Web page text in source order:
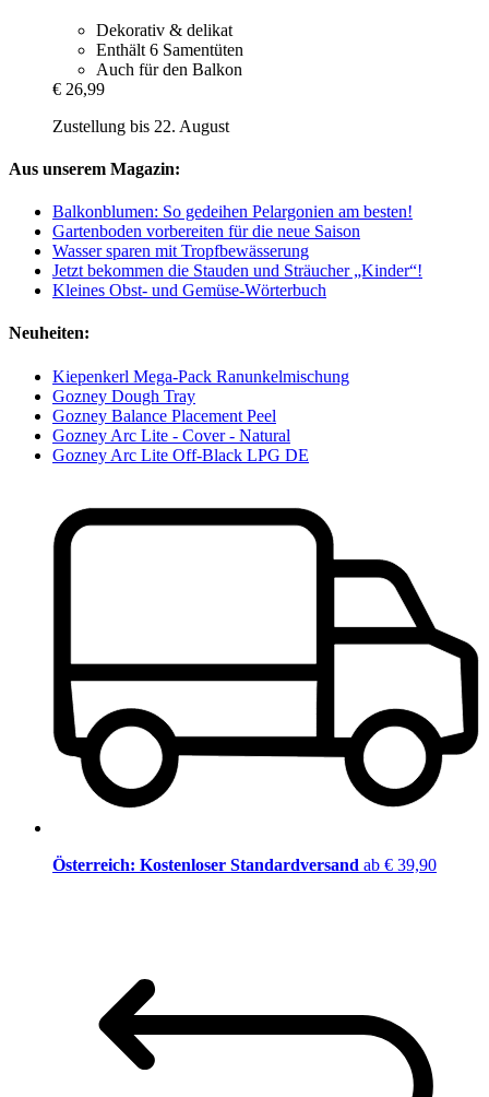
Dekorativ & delikat
Enthält 6 Samentüten
Auch für den Balkon
€ 26,99
Zustellung bis 22. August
Aus unserem Magazin:
Balkonblumen: So gedeihen Pelargonien am besten!
Gartenboden vorbereiten für die neue Saison
Wasser sparen mit Tropfbewässerung
Jetzt bekommen die Stauden und Sträucher „Kinder“!
Kleines Obst- und Gemüse-Wörterbuch
Neuheiten:
Kiepenkerl Mega-Pack Ranunkelmischung
Gozney Dough Tray
Gozney Balance Placement Peel
Gozney Arc Lite - Cover - Natural
Gozney Arc Lite Off-Black LPG DE
Österreich: Kostenloser Standardversand ab € 39,90